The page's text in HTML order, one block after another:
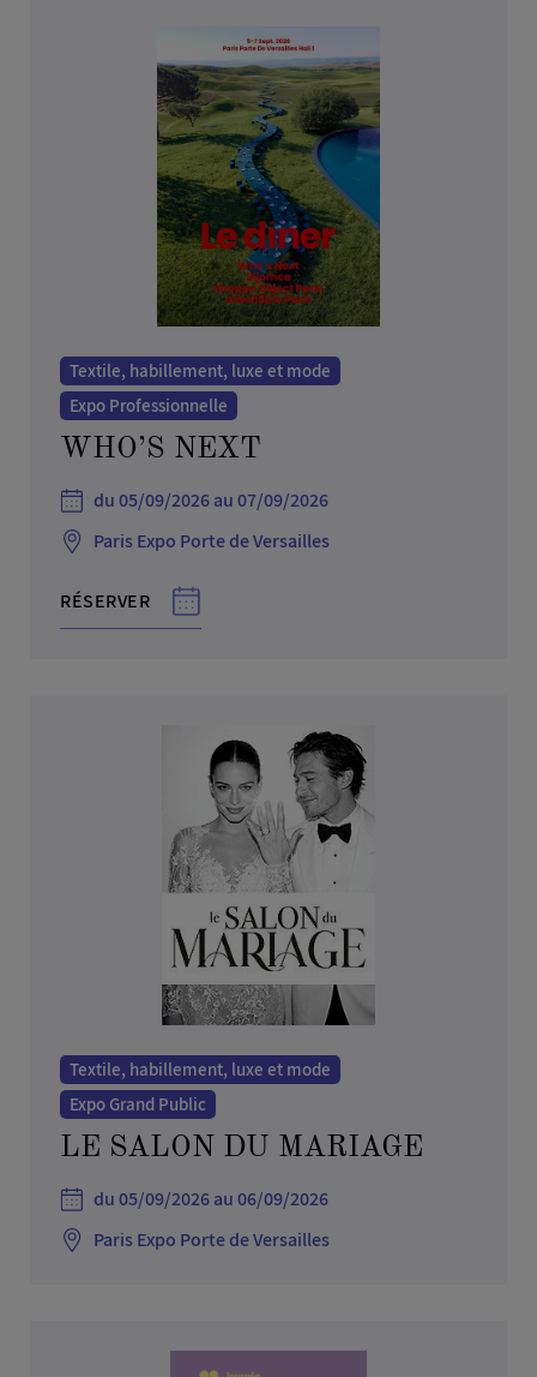
Textile, habillement, luxe et mode
Expo Professionnelle
WHO’S NEXT
du 05/09/2026 au 07/09/2026
Paris Expo Porte de Versailles
RÉSERVER
Textile, habillement, luxe et mode
Expo Grand Public
LE SALON DU MARIAGE
du 05/09/2026 au 06/09/2026
Paris Expo Porte de Versailles